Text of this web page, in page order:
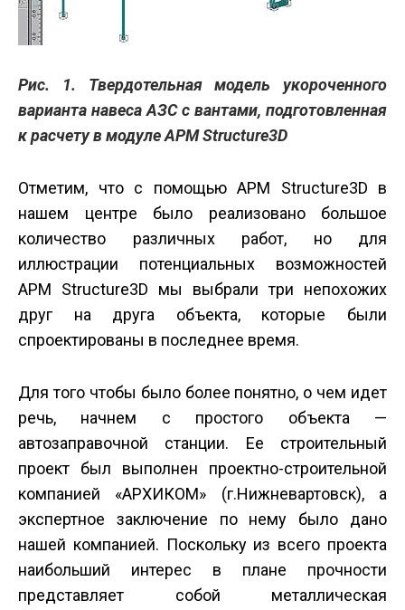
Рис. 1. Твердотельная модель укороченного
варианта навеса АЗС с вантами, подготовленная
к расчету в модуле APM Structure3D
Отметим, что с помощью APM Structure3D в
нашем центре было реализовано большое
количество различных работ, но для
иллюстрации потенциальных возможностей
APM Structure3D мы выбрали три непохожих
друг на друга объекта, которые были
спроектированы в последнее время.
Для того чтобы было более понятно, о чем идет
речь, начнем с простого объекта —
автозаправочной станции. Ее строительный
проект был выполнен проектно-строительной
компанией «АРХИКОМ» (г.Нижневартовск), а
экспертное заключение по нему было дано
нашей компанией. Поскольку из всего проекта
наибольший интерес в плане прочности
представляет собой металлическая